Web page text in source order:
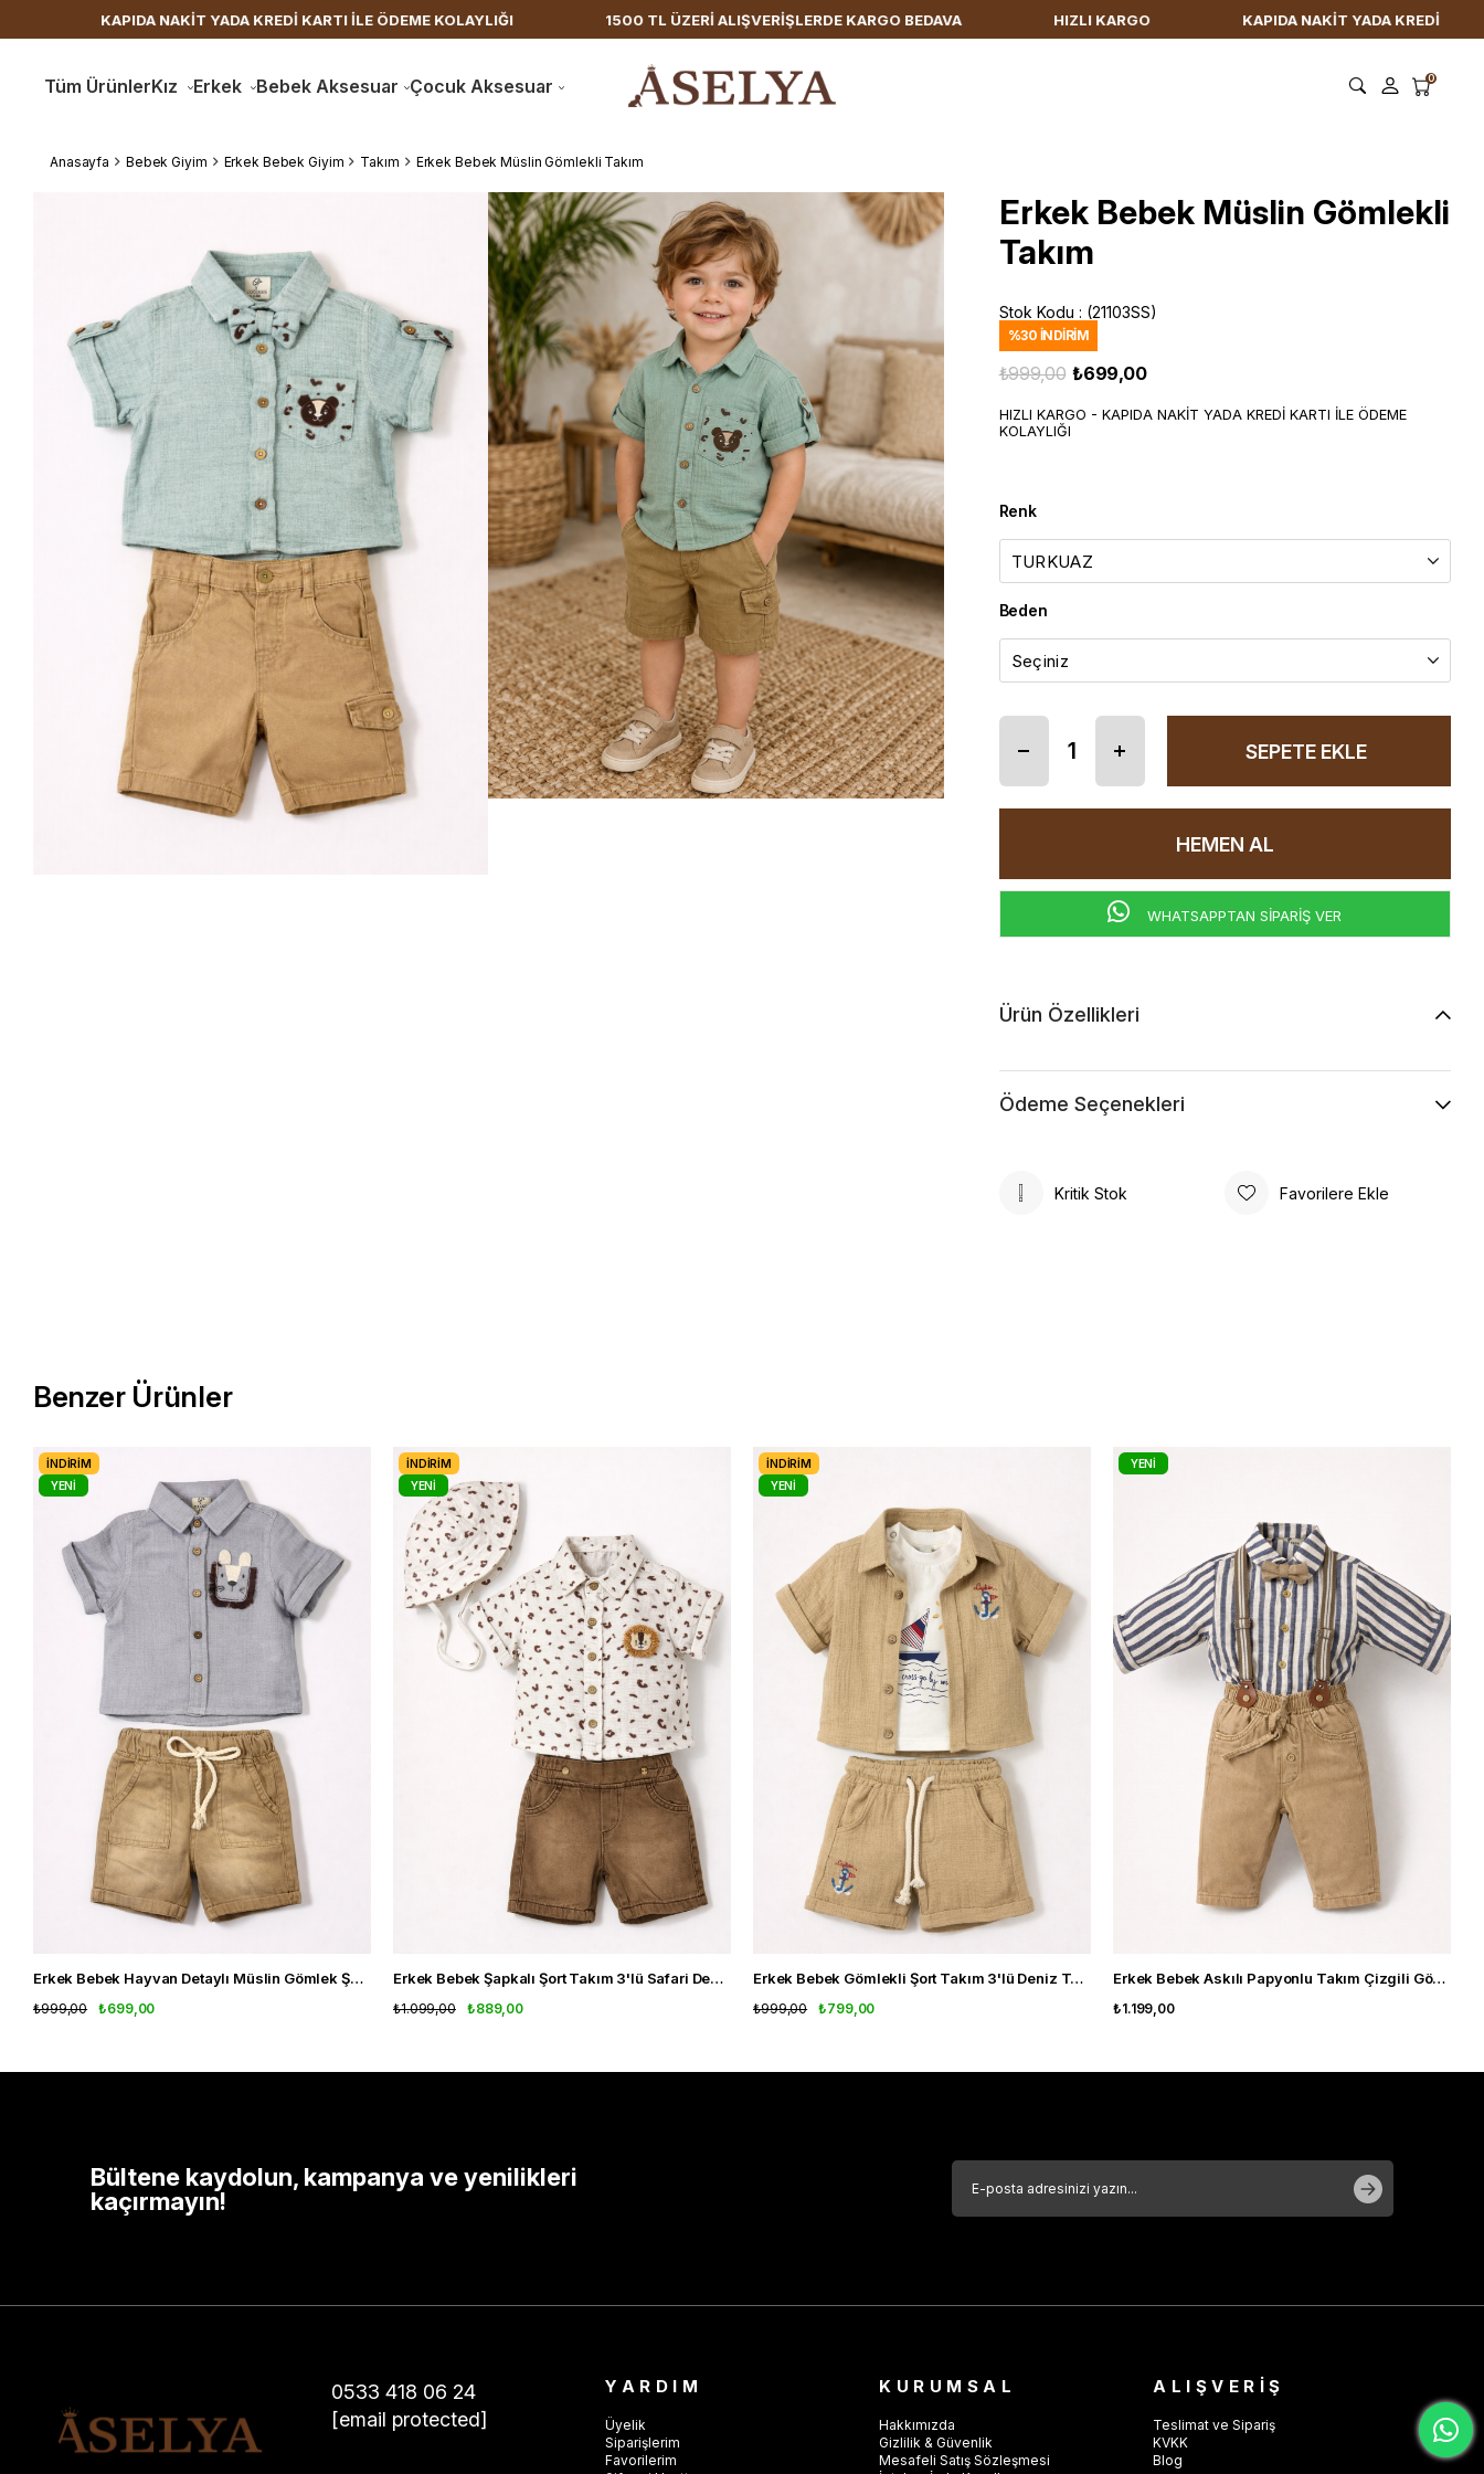
KAPIDA NAKİT YADA KREDİ KARTI İLE ÖDEME KOLAYLIĞI 1500 TL ÜZERİ ALIŞVERİŞLERDE KARGO BEDAVA HIZLI KARGO KAPIDA NAKİT YADA KREDİ KARTI İLE
Tüm ÜrünlerKız Erkek Bebek Aksesuar Çocuk Aksesuar 0
Anasayfa Bebek Giyim Erkek Bebek Giyim Takım Erkek Bebek Müslin Gömlekli Takım
Erkek Bebek Müslin Gömlekli
Takım
Stok Kodu (21103SS)
%30 İNDIRIM
₺999,00 ₺699,00
HIZLI KARGO - KAPIDA NAKİT YADA KREDİ KARTI İLE ÖDEME
KOLAYLIĞI
Renk
Beden
WHATSAPPTAN SİPARİŞ VER
Ürün Özellikleri
Ödeme Seçenekleri
Kritik Stok Favorilere Ekle
Benzer Ürünler
Erkek Bebek Hayvan Detaylı Müslin Gömlek Şort Takım Yazlık 2'li Şık Kombin
₺699,00
₺999,00
İNDIRIM
YENI
Erkek Bebek Şapkalı Şort Takım 3'lü Safari Desenli Gömlekli Yazlık Kombin
₺889,00
₺1.099,00
İNDIRIM
YENI
ÜRÜN
Erkek Bebek Gömlekli Şort Takım 3'lü Deniz Temalı Baskılı Yazlık Takım
₺799,00
₺999,00
İNDIRIM
YENI
Erkek Bebek Askılı Papyonlu Takım Çizgili Gömlek Pantolon 3'lü Şık Kombin
₺1.199,00
YENI
Bültene kaydolun, kampanya ve yenilikleri
kaçırmayın!
0533 418 06 24
[email protected]
YARDIM
Üyelik
Siparişlerim
Favorilerim
KURUMSAL
Hakkımızda
Gizlilik & Güvenlik
Mesafeli Satış Sözleşmesi
ALIŞVERİŞ
Teslimat ve Sipariş
KVKK
Blog